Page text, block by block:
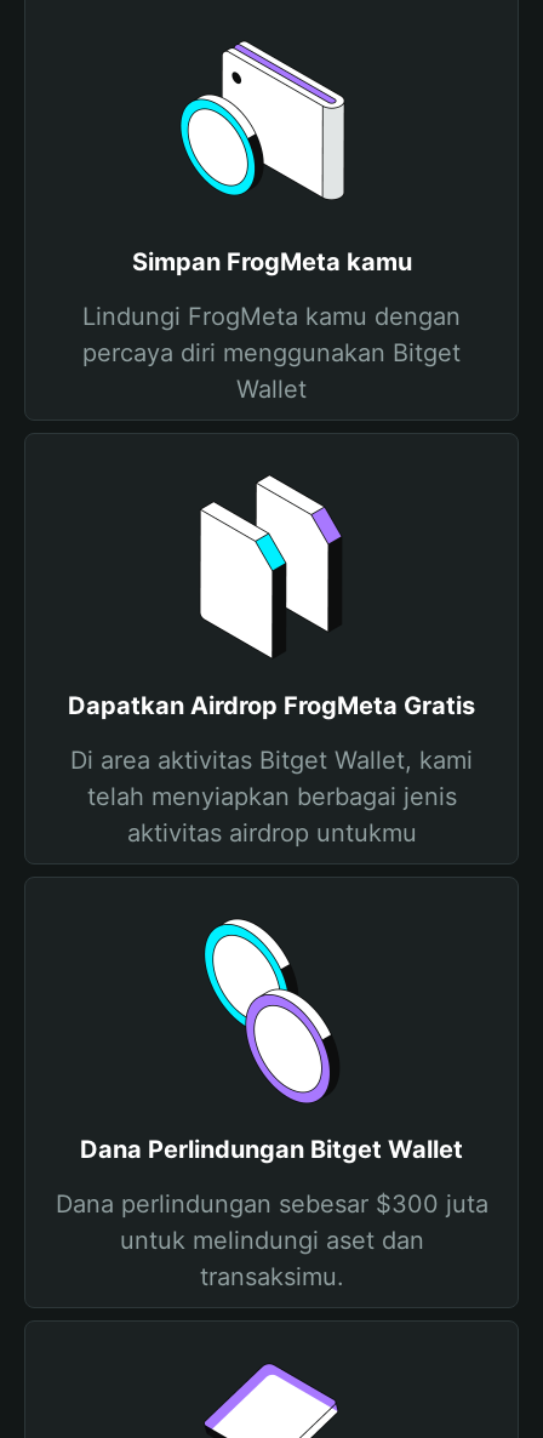
Simpan FrogMeta kamu
Lindungi FrogMeta kamu dengan
percaya diri menggunakan Bitget
Wallet
Dapatkan Airdrop FrogMeta Gratis
Di area aktivitas Bitget Wallet, kami
telah menyiapkan berbagai jenis
aktivitas airdrop untukmu
Dana Perlindungan Bitget Wallet
Dana perlindungan sebesar $300 juta
untuk melindungi aset dan
transaksimu.